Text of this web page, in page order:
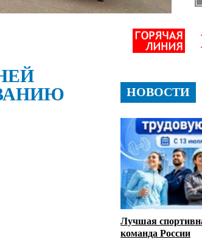
НОВОСТИ
Лучшая
команда России